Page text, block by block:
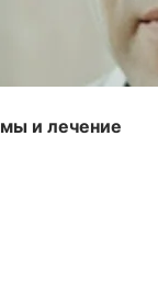
и лечение